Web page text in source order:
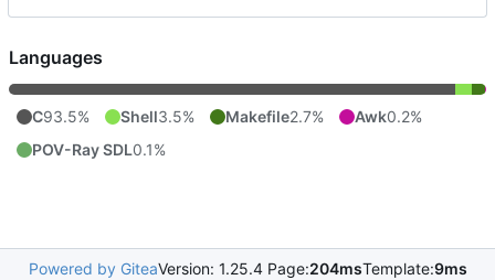
Languages
C93.5% Shell3.5% Makefile2.7% Awk0.2%
POV-Ray SDL0.1%
Powered by GiteaVersion: 1.25.4 Page:204msTemplate:9ms